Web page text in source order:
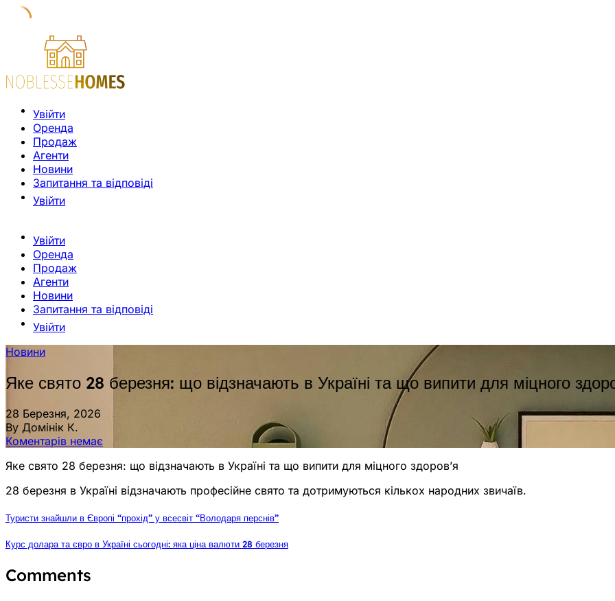
Увійти
Оренда
Продаж
Агенти
Новини
Запитання та відповіді
Увійти
Увійти
Оренда
Продаж
Агенти
Новини
Запитання та відповіді
Увійти
Новини
Яке свято 28 березня: що відзначають в Україні та що випити для міцного
28 Березня, 2026
By Домінік К.
Коментарів немає
Яке свято 28 березня: що відзначають в Україні та що випити для міцного здоров’я
28 березня в Україні відзначають професійне свято та дотримуються кількох народних звичаїв.
Туристи знайшли в Європі “прохід” у всесвіт “Володаря перснів”
Курс долара та євро в Україні сьогодні: яка ціна валюти 28 березня
Comments